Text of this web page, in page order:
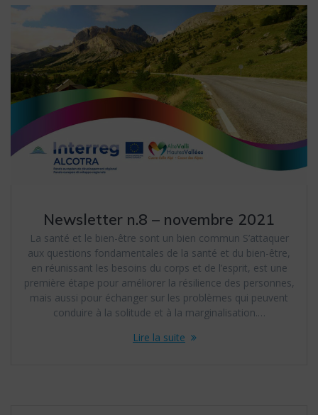
Newsletter n.8 – novembre 2021
La santé et le bien-être sont un bien commun S’attaquer
aux questions fondamentales de la santé et du bien-être,
en réunissant les besoins du corps et de l’esprit, est une
première étape pour améliorer la résilience des personnes,
mais aussi pour échanger sur les problèmes qui peuvent
conduire à la solitude et à la marginalisation.…
Lire la suite